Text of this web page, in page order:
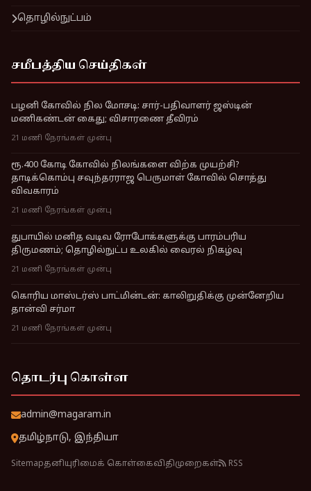
தொழில்நுட்பம்
சமீபத்திய செய்திகள்
பழனி கோவில் நில மோசடி: சார்-பதிவாளர் ஜஸ்டின்
மணிகண்டன் கைது; விசாரணை தீவிரம்
21 மணி நேரங்கள் முன்பு
ரூ.400 கோடி கோவில் நிலங்களை விற்க முயற்சி?
தாடிக்கொம்பு சவுந்தரராஜ பெருமாள் கோவில் சொத்து
விவகாரம்
21 மணி நேரங்கள் முன்பு
துபாயில் மனித வடிவ ரோபோக்களுக்கு பாரம்பரிய
திருமணம்; தொழில்நுட்ப உலகில் வைரல் நிகழ்வு
21 மணி நேரங்கள் முன்பு
கொரிய மாஸ்டர்ஸ் பாட்மின்டன்: காலிறுதிக்கு முன்னேறிய
தான்வி சர்மா
21 மணி நேரங்கள் முன்பு
தொடர்பு கொள்ள
admin@magaram.in
தமிழ்நாடு, இந்தியா
Sitemapதனியுரிமைக் கொள்கைவிதிமுறைகள் RSS